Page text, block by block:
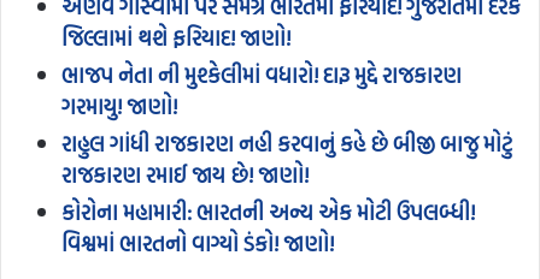
અર્ણવ ગોસ્વામી પર સમગ્ર ભારતમાં ફરિયાદ! ગુજરાતમાં દરેક
જિલ્લામાં થશે ફરિયાદ! જાણો!
ભાજપ નેતા ની મુશ્કેલીમાં વધારો! દારૂ મુદ્દે રાજકારણ
ગરમાયુ! જાણો!
રાહુલ ગાંધી રાજકારણ નહી કરવાનું કહે છે બીજી બાજુ મોટું
રાજકારણ રમાઈ જાય છે! જાણો!
કોરોના મહામારી: ભારતની અન્ય એક મોટી ઉપલબ્ધી!
વિશ્વમાં ભારતનો વાગ્યો ડંકો! જાણો!